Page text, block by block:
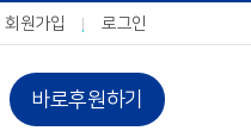
회원가입 로그인
바로후원하기